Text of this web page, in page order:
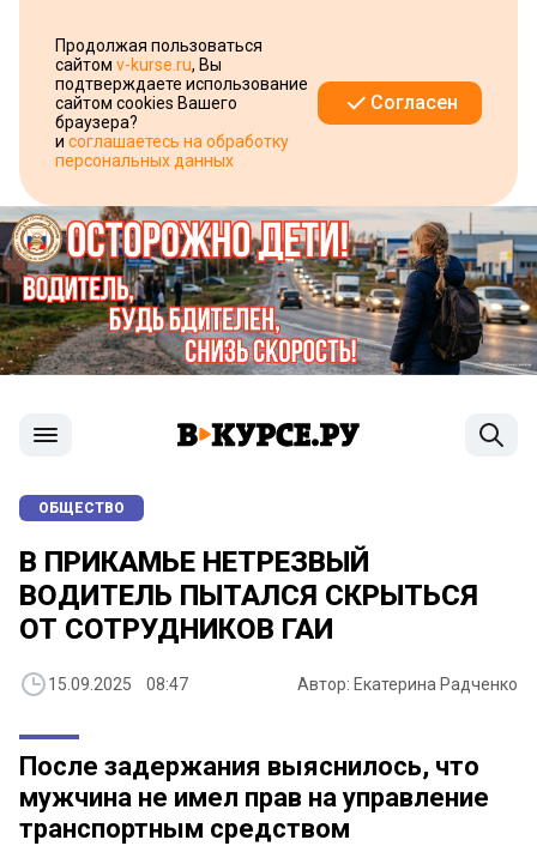
Продолжая пользоваться
сайтом v-kurse.ru, Вы
подтверждаете использование
сайтом cookies Вашего
браузера?
и соглашаетесь на обработку
персональных данных
Согласен
ОБЩЕСТВО
В ПРИКАМЬЕ НЕТРЕЗВЫЙ
ВОДИТЕЛЬ ПЫТАЛСЯ СКРЫТЬСЯ
ОТ СОТРУДНИКОВ ГАИ
15.09.2025 08:47 Автор: Екатерина Радченко
После задержания выяснилось, что
мужчина не имел прав на управление
транспортным средством